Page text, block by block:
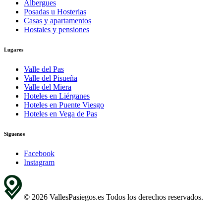
Albergues
Posadas u Hosterias
Casas y apartamentos
Hostales y pensiones
Lugares
Valle del Pas
Valle del Pisueña
Valle del Miera
Hoteles en Liérganes
Hoteles en Puente Viesgo
Hoteles en Vega de Pas
Síguenos
Facebook
Instagram
© 2026 VallesPasiegos.es Todos los derechos reservados.